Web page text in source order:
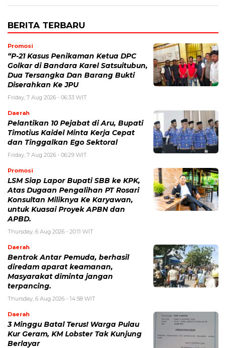
BERITA TERBARU
Promosi
“P-21 Kasus Penikaman Ketua DPC
Golkar di Bandara Karel Satsuitubun,
Dua Tersangka Dan Barang Bukti
Diserahkan Ke JPU
Friday, 7 Aug 2026 - 06:33 WIT
Daerah
Pelantikan 10 Pejabat di Aru, Bupati
Timotius Kaidel Minta Kerja Cepat
dan Tinggalkan Ego Sektoral
Friday, 7 Aug 2026 - 06:29 WIT
Promosi
LSM Siap Lapor Bupati SBB ke KPK,
Atas Dugaan Pengalihan PT Rosari
Konsultan Miliknya Ke Karyawan,
untuk Kuasai Proyek APBN dan
APBD.
Thursday, 6 Aug 2026 - 20:11 WIT
Daerah
Bentrok Antar Pemuda, berhasil
diredam aparat keamanan,
Masyarakat diminta jangan
terpancing.
Thursday, 6 Aug 2026 - 14:58 WIT
Daerah
3 Minggu Batal Terus! Warga Pulau
Kur Geram, KM Lobster Tak Kunjung
Berlayar